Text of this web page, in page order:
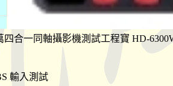
四合一同軸攝影機測試工程寶 HD-
輸入測試